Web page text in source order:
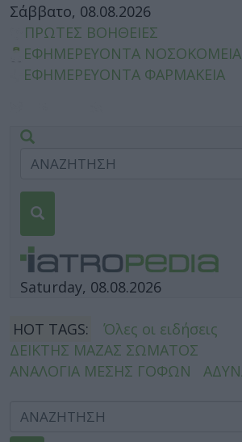
Σάββατο, 08.08.2026
ΠΡΩΤΕΣ ΒΟΗΘΕΙΕΣ
ΕΦΗΜΕΡΕΥΟΝΤΑ ΝΟΣΟΚΟΜΕΙΑ
ΕΦΗΜΕΡΕΥΟΝΤΑ ΦΑΡΜΑΚΕΙΑ
Saturday, 08.08.2026
HOT TAGS:
Όλες οι ειδήσεις
ΔΕΙΚΤΗΣ ΜΑΖΑΣ ΣΩΜΑΤΟΣ
ΑΝΑΛΟΓΙΑ ΜΕΣΗΣ ΓΟΦΩΝ